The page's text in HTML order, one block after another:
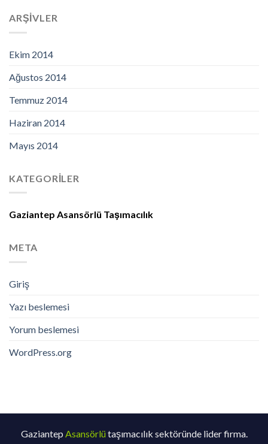
ARŞIVLER
Ekim 2014
Ağustos 2014
Temmuz 2014
Haziran 2014
Mayıs 2014
KATEGORILER
Gaziantep Asansörlü Taşımacılık
META
Giriş
Yazı beslemesi
Yorum beslemesi
WordPress.org
Gaziantep Asansörlütaşımacılık sektöründe lider firma.